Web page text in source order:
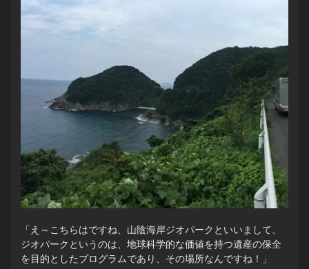
「え～こちらはですね、山陰海岸ジオパークといいまして、
ジオパークというのは、地球科学的な価値を持つ遺産の保全
を目的としたプログラムであり、その場所なんですね！」